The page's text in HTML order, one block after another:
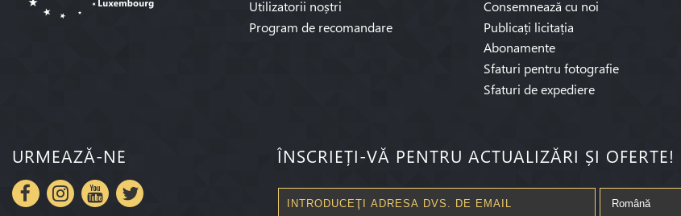
Utilizatorii noștri
Program de recomandare
Consemnează cu noi
Publicați licitația
Abonamente
Sfaturi pentru fotografie
Sfaturi de expediere
URMEAZĂ-NE ÎNSCRIEȚI-VĂ PENTRU ACTUALIZĂRI ȘI OFERTE!